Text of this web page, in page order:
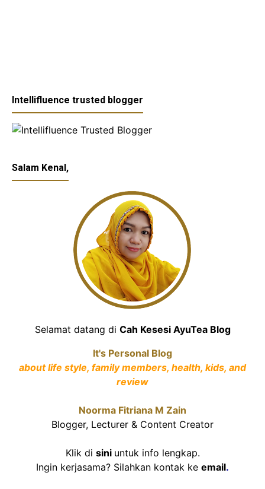
Intellifluence trusted blogger
Salam Kenal,
Selamat datang di Cah Kesesi AyuTea Blog
It's Personal Blog
about life style, family members, health, kids, and
review
Noorma Fitriana M Zain
Blogger, Lecturer & Content Creator
Klik di sini untuk info lengkap.
Ingin kerjasama? Silahkan kontak ke email.